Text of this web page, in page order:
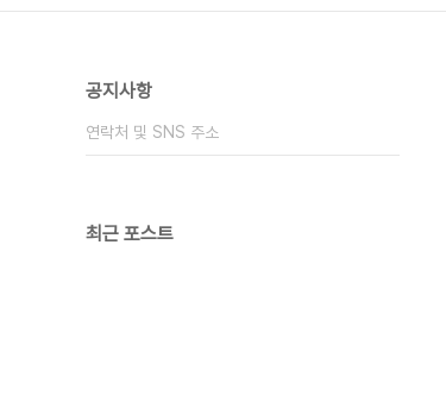
공지사항
연락처 및 SNS 주소
최근 포스트